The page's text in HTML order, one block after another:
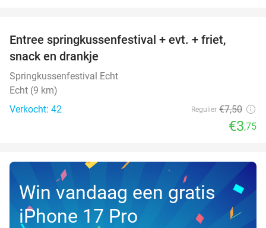
TODAY
Entree springkussenfestival + evt. + friet,
snack en drankje
Springkussenfestival Echt
Echt (9 km)
Verkocht: 42
Regulier €7,50
€3,75
Win vandaag een gratis
iPhone 17 Pro